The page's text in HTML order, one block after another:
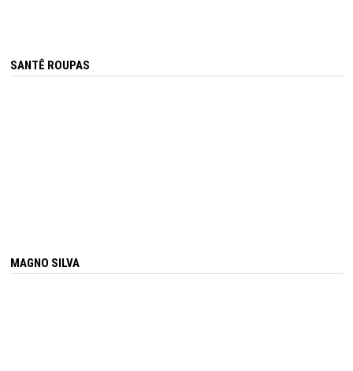
SANTÊ ROUPAS
MAGNO SILVA